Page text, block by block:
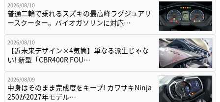
2026/08/10
普通二輪で乗れるスズキの最高峰ラグジュアリ
ースクーター。バイオガソリンに対応…
2026/08/10
【近未来デザイン×4気筒】単なる派生じゃな
い! 新型「CBR400R FOU…
2026/08/09
中身はそのまま完成度をキープ! カワサキNinja
250が2027年モデル…